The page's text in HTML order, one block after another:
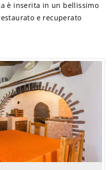
è inserita in un bellissimo
e recuperato